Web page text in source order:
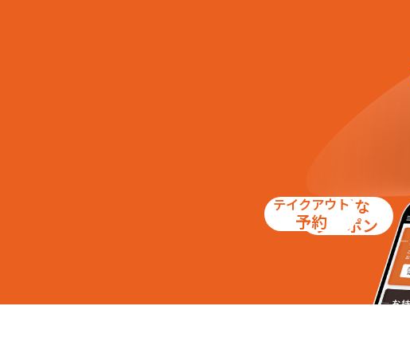
お得な
クーポン
テイクアウト
予約